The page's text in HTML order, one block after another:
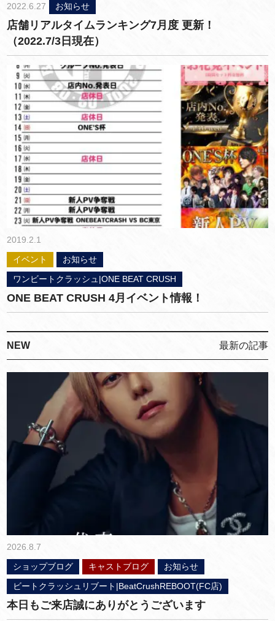
2022.6.27 お知らせ
店舗リアルタイムランキング7月度 更新！
（2022.7/3日現在）
2019.2.1
イベント
お知らせ
ワンビートクラッシュ|ONE BEAT CRUSH
ONE BEAT CRUSH 4月イベント情報！
NEW 最新の記事
2026.8.7
ショップブログ
キャストブログ
お知らせ
ビートクラッシュリブート|BeatCrushREBOOT(FC店)
本日もご来店誠にありがとうございます